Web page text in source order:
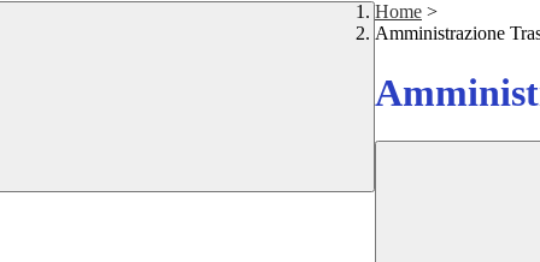
Home >
Amministrazione